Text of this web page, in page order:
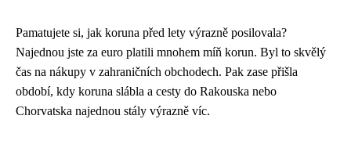
Pamatujete si, jak koruna před lety výrazně posilovala?
Najednou jste za euro platili mnohem míň korun. Byl to skvělý
čas na nákupy v zahraničních obchodech. Pak zase přišla
období, kdy koruna slábla a cesty do Rakouska nebo
Chorvatska najednou stály výrazně víc.